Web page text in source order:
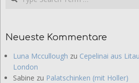
Neueste Kommentare
Luna Mccullough zu Cepelinai aus
London
Sabine zu Palatschinken (mit Holler)